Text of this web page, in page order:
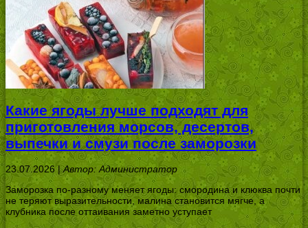
Какие ягоды лучше подходят для
приготовления морсов, десертов,
выпечки и смузи после заморозки
23.07.2026 |Автор: Администратор
Заморозка по-разному меняет ягоды: смородина и клюква почти
не теряют выразительности, малина становится мягче, а
клубника после оттаивания заметно уступает